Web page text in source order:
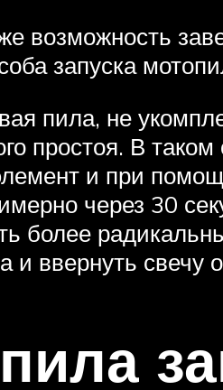
возможность
запуска
пила, не
простоя. В
и при
через 30
более
и ввернуть свечу